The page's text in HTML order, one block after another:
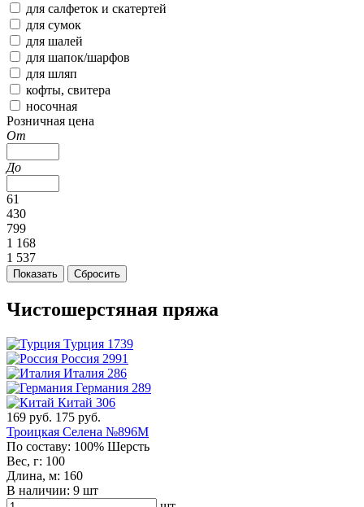
для салфеток и скатертей
для сумок
для шалей
для шапок/шарфов
для шляп
кофты, свитера
носочная
Розничная цена
От
До
61
430
799
1 168
1 537
Чистошерстяная пряжа
Турция 1739
Россия 2991
Италия 286
Германия 289
Китай 306
169 руб. 175 руб.
Троицкая Селена №896М
По составу: 100% Шерсть
Вес, г: 100
Длина, м: 160
В наличии: 9 шт